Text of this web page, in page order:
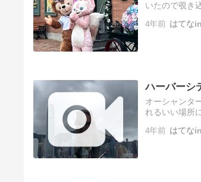
いたので覗き
4年前 はてな
ハーバーシ
オーシャンタ
れるいい場所
4年前 はてな